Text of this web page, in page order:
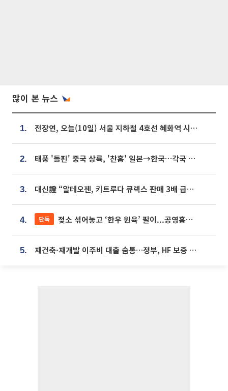
많이 본 뉴스
1. 전장연, 오늘(10일) 서울 지하철 4호선 혜화역 시위…1호선 용산역 무정차
2. 태풍 '돌핀' 중국 상륙, '찬홈' 일본→한국…각국 기상청 예상 경로는?
3. 대신證 “알테오젠, 키트루다 큐렉스 판매 3배 급증…목표가 41만원 상향”
4. 단독 젖소 섞어놓고 ‘한우 원육’ 팔이...공영홈쇼핑 표기·검증 구멍
5. 재건축·재개발 이주비 대출 숨통…정부, HF 보증 신설 추진